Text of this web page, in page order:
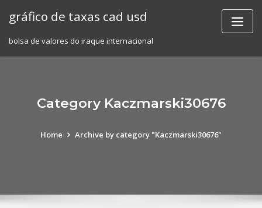
gráfico de taxas cad usd
bolsa de valores do iraque internacional
Category Kaczmarski30676
Home Archive by category "Kaczmarski30676"